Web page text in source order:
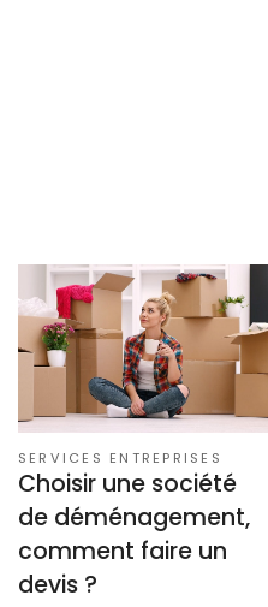
SERVICES ENTREPRISES
Choisir une société
de déménagement,
comment faire un
devis ?